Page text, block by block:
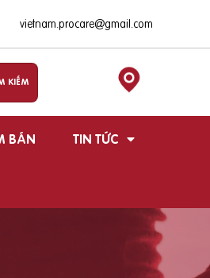
vietnam.procare@gmail.com
BÁN TIN TỨC